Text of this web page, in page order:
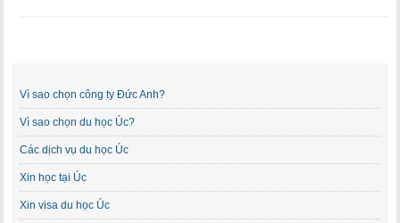
Vì sao chọn công ty Đức Anh?
Vì sao chọn du học Úc?
Các dịch vụ du học Úc
Xin học tại Úc
Xin visa du học Úc